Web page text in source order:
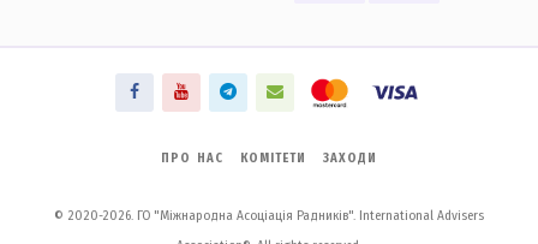
ПРО НАС КОМІТЕТИ ЗАХОДИ
© 2020-2026. ГО "Міжнародна Асоціація Радників". International Advisers